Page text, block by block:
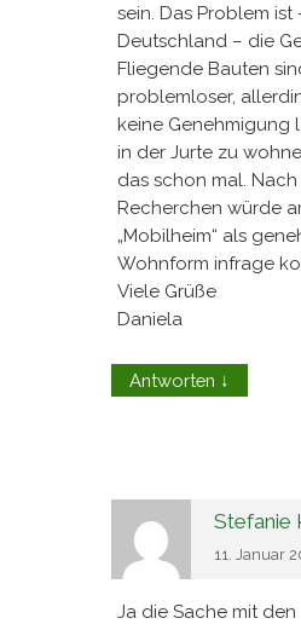
sein. Das Problem ist
Deutschland – die
Fliegende Bauten
problemloser,
keine Genehmigung
in der Jurte zu
das schon mal.
Recherchen würde
„Mobilheim“ als
Wohnform infrage
Viele Grüße
Daniela
Antworten ↓
Stefanie
11. Januar
Ja die Sache mit den